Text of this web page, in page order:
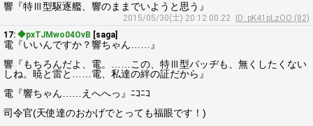
響『特Ⅲ型駆逐艦、響のままでいようと思う』
2015/05/30(土) 20:12:00.22
ID: pK41pLzOO (82)
17: ◆pxTJMwo04OvB [saga]
電『いいんですか？響ちゃん……』
響『もちろんだよ、電。……この、特Ⅲ型バッヂも、無くしたくない
しね。暁と雷と……電、私達の絆の証だから』
電『響ちゃん……えへへっ』ﾆｺﾆｺ
司令官(天使達のおかげでとっても福眼です！)